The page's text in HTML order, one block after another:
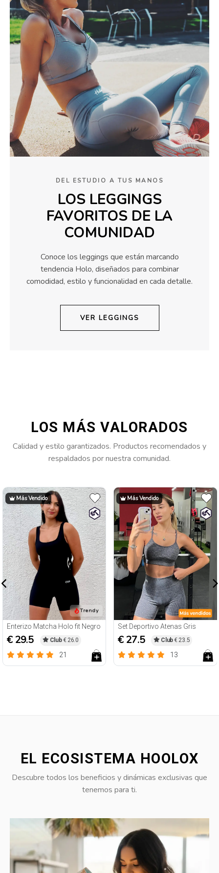
DEL ESTUDIO A TUS MANOS
LOS LEGGINGS
FAVORITOS DE LA
COMUNIDAD
Conoce los leggings que están marcando
tendencia Holo, diseñados para combinar
comodidad, estilo y funcionalidad en cada detalle.
VER LEGGINGS
LOS MÁS VALORADOS
Calidad y estilo garantizados. Productos recomendados y
respaldados por nuestra comunidad.
Más Vendido
Trendy
Enterizo Matcha Holo fit Negro
€ 29.5 Club€ 26.0
21
Más Vendido
Set Deportivo Atenas Gris
€ 27.5 Club€ 23.5
13
EL ECOSISTEMA HOOLOX
Descubre todos los beneficios y dinámicas exclusivas que
tenemos para ti.